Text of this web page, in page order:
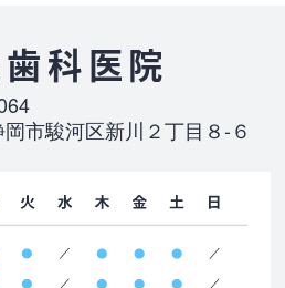
科医院
市駿河区新川２丁目８-６